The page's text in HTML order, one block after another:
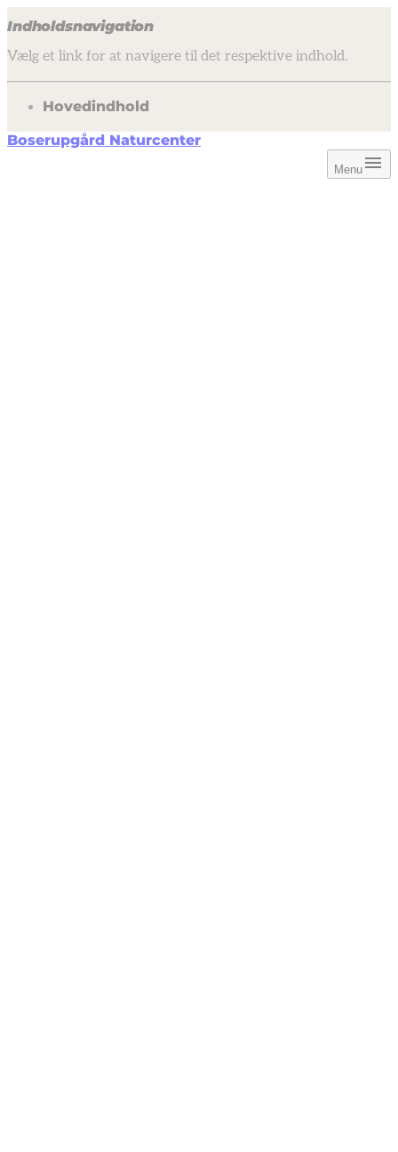
Indholdsnavigation
Vælg et link for at navigere til det respektive indhold.
gå til
Hovedindhold
Boserupgård Naturcenter
Menu